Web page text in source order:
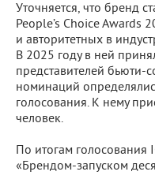
Уточняется, что бренд
People’s Choice
и авторитетных в
В 2025 году в ней
представителей бьюти-
номинаций
голосования. К нему
человек.
По итогам голосования
«Брендом-запуском